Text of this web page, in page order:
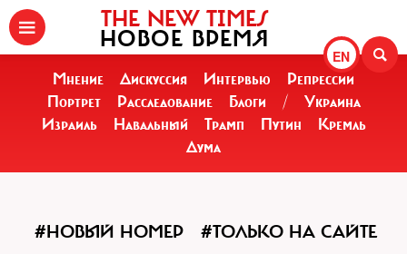
EN
THE NEW TIMES
НОВОЕ ВРЕМЯ
Мнение Дискуссия Интервью
Репрессии
Портрет
Расследование Блоги /
Украина
Израиль
Навальный Трамп Путин
Кремль
Дума
#НОВЫЙ НОМЕР #ТОЛЬКО НА САЙТЕ